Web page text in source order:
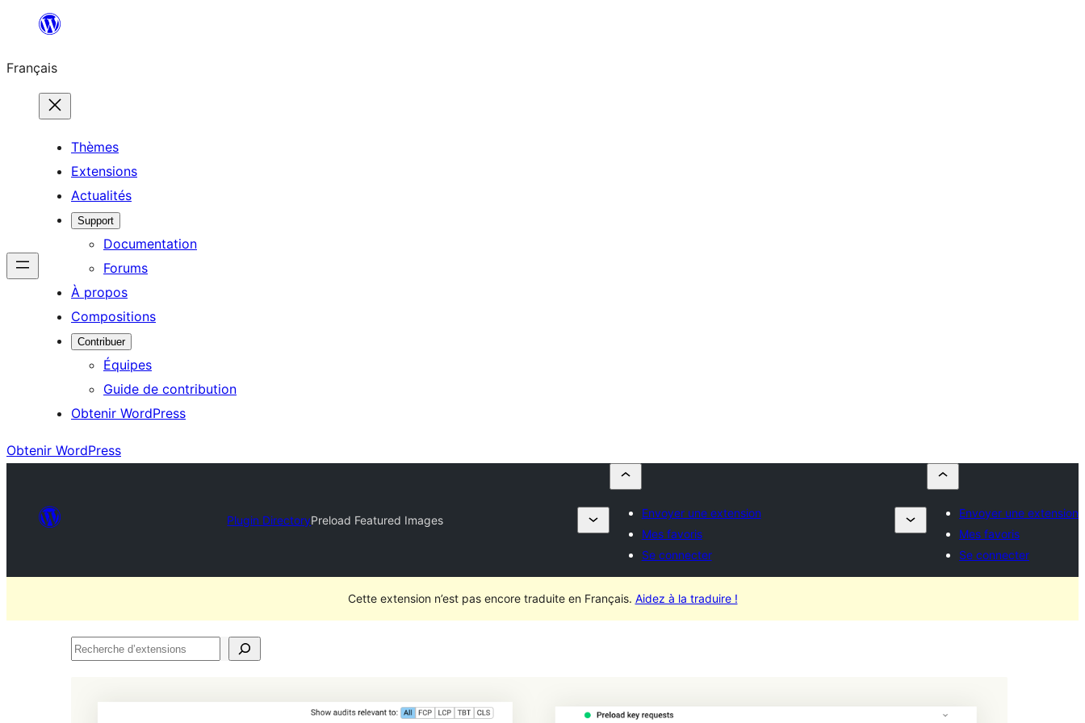
contenu
Français
Thèmes
Extensions
Actualités
Support
Documentation
Forums
À propos
Compositions
Contribuer
Équipes
Guide de contribution
Obtenir WordPress
Obtenir WordPress
Plugin DirectoryPreload Featured Images
Envoyer une extension
Mes favoris
Se connecter
Envoyer une extension
Mes favoris
Se connecter
Cette extension n’est pas encore traduite en Français. Aidez à la traduire !
Recherche